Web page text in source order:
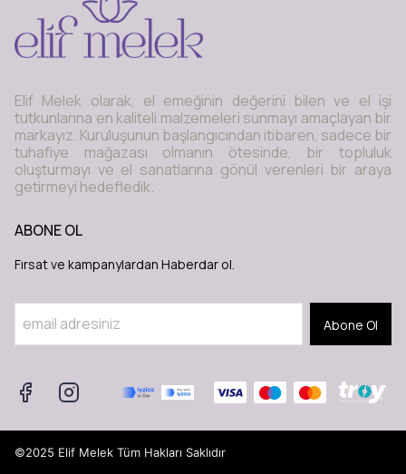
Elif Melek olarak, el emeğinin değerini bilen ve el işi
tutkunlarına en kaliteli malzemeleri sunmayı amaçlayan bir
markayız. Kuruluşunun başlangıcından itibaren, sadece bir
tuhafiye mağazası olmanın ötesinde, bir topluluk
oluşturmayı ve el sanatlarına gönül verenleri bir araya
getirmeyi hedefledik.
ABONE OL
Fırsat ve kampanylardan Haberdar ol.
Abone Ol
©2025 Elif Melek Tüm Hakları Saklıdır